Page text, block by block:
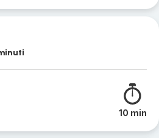
10 min